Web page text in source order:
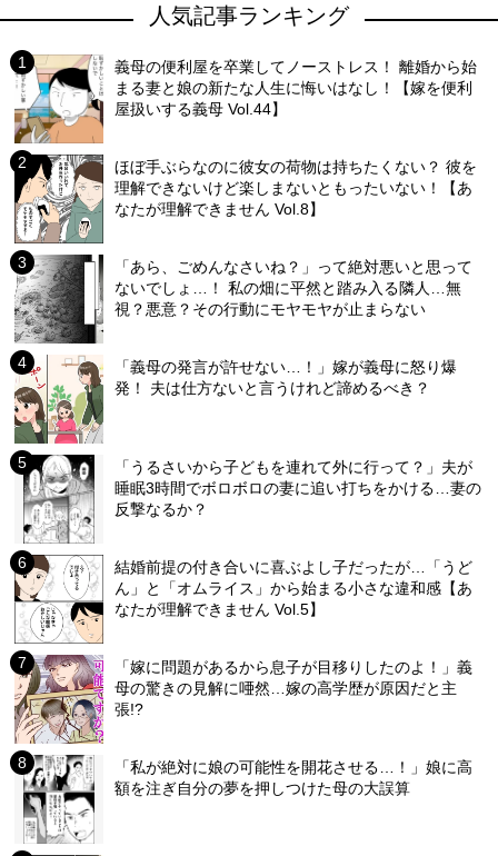
人気記事ランキング
義母の便利屋を卒業してノーストレス！ 離婚から始
まる妻と娘の新たな人生に悔いはなし！【嫁を便利
屋扱いする義母 Vol.44】
ほぼ手ぶらなのに彼女の荷物は持ちたくない？ 彼を
理解できないけど楽しまないともったいない！【あ
なたが理解できません Vol.8】
「あら、ごめんなさいね？」って絶対悪いと思って
ないでしょ…！ 私の畑に平然と踏み入る隣人…無
視？悪意？その行動にモヤモヤが止まらない
「義母の発言が許せない…！」嫁が義母に怒り爆
発！ 夫は仕方ないと言うけれど諦めるべき？
「うるさいから子どもを連れて外に行って？」夫が
睡眠3時間でボロボロの妻に追い打ちをかける…妻の
反撃なるか？
結婚前提の付き合いに喜ぶよし子だったが…「うど
ん」と「オムライス」から始まる小さな違和感【あ
なたが理解できません Vol.5】
「嫁に問題があるから息子が目移りしたのよ！」義
母の驚きの見解に唖然…嫁の高学歴が原因だと主
張!?
「私が絶対に娘の可能性を開花させる…！」娘に高
額を注ぎ自分の夢を押しつけた母の大誤算